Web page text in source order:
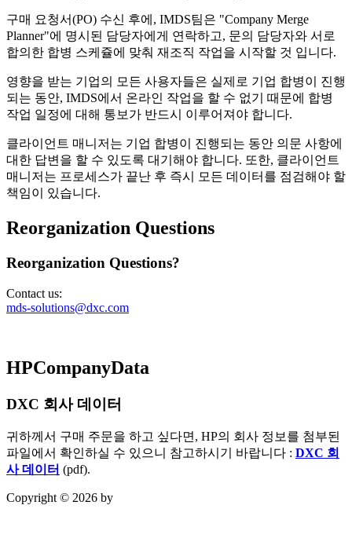
구매 요청서(PO) 수신 후에, IMDS팀은 "Company Merge
Planner"에 명시된 담당자에게 연락하고, 문의 담당자와 서로
합의한 합병 스케쥴에 맞춰 재조직 작업을 시작할 것 입니다.
영향을 받는 기업의 모든 사용자들은 실제로 기업 합병이 진행
되는 동안, IMDS에서 온라인 작업을 할 수 없기 때문에 합병
작업 일정에 대해 통보가 반드시 이루어져야 합니다.
클라이언트 매니저는 기업 합병이 진행되는 동안 의문 사항에
대한 답변을 할 수 있도록 대기해야 합니다. 또한, 클라이언트
매니저는 프로세스가 끝난 후 즉시 모든 데이터를 점검해야 할
책임이 있습니다.
Reorganization Questions
Reorganization Questions?
Contact us:
mds-solutions@dxc.com
HPCompanyData
DXC 회사 데이터
귀하께서 구매 주문을 하고 싶다면, HP의 회사 정보를 첨부된
파일에서 확인하실 수 있으니 참고하시기 바랍니다 : DXC 회
사 데이터 (pdf).
Copyright © 2026 by